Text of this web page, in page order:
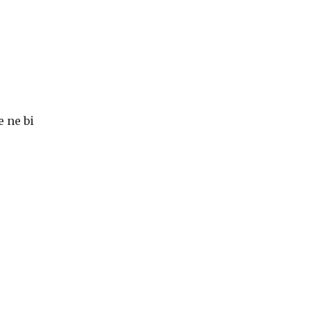
ne bi